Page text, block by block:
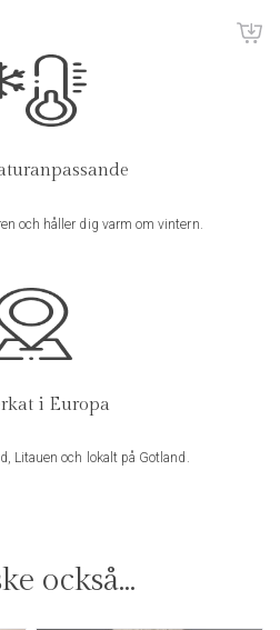
info@linliving.se
/ XL
och håller dig varm om vintern.
i Europa
Litauen och lokalt på Gotland.
också…